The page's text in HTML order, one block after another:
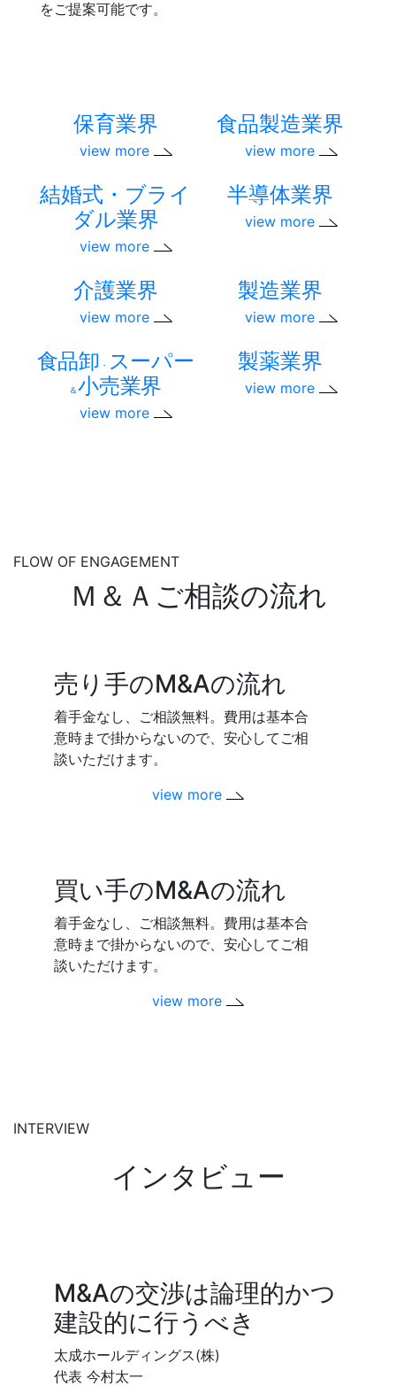
をご提案可能です。
保育業界
view more
食品製造業界
view more
結婚式・ブライ
ダル業界
view more
半導体業界
view more
介護業界
view more
製造業界
view more
食品卸 ・ スーパー
＆小売業界
view more
製薬業界
view more
FLOW OF ENGAGEMENT
Ｍ＆Ａご相談の流れ
売り手のM&Aの流れ
着手金なし、ご相談無料。費用は基本合
意時まで掛からないので、安心してご相
談いただけます。
view more
買い手のM&Aの流れ
着手金なし、ご相談無料。費用は基本合
意時まで掛からないので、安心してご相
談いただけます。
view more
INTERVIEW
インタビュー
M&Aの交渉は論理的かつ
建設的に行うべき
太成ホールディングス(株)
代表 今村太一